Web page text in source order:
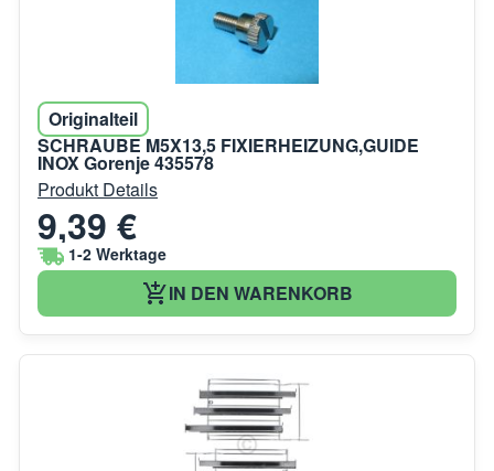
Originalteil
SCHRAUBE M5X13,5 FIXIERHEIZUNG,GUIDE
INOX Gorenje 435578
Produkt Details
9,39 €
1-2 Werktage
IN DEN WARENKORB